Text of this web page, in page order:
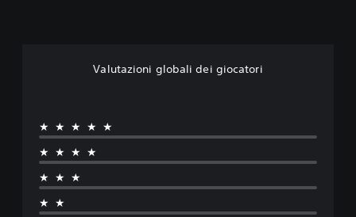
Valutazioni globali dei giocatori
★★★★★
★★★★
★★★
★★